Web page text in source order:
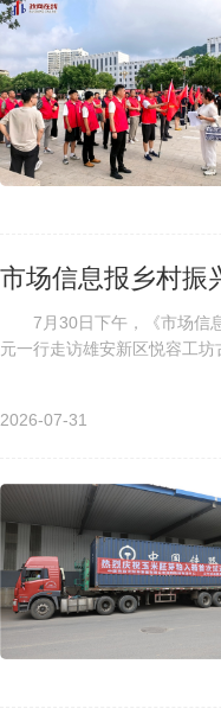
市场信息报乡村振
7月30日下午，《市场信息
元一行走访雄安新区悦容工
2026-07-31